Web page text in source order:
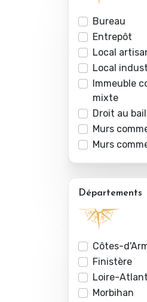
Bureau
Entrepôt
Local
Local
Immeuble
mixte
Droit au bail
Murs
Murs
Départements
Côtes-
Finistère
Loire-
Morbihan